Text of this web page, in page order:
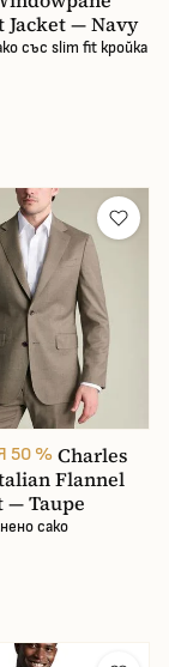
Jacket — Navy
със slim fit кройка
50 % Charles
Flannel
— Taupe
сако